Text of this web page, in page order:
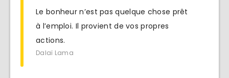
Le bonheur n’est pas quelque chose prêt
à l’emploi. Il provient de vos propres
actions.
Dalaï Lama